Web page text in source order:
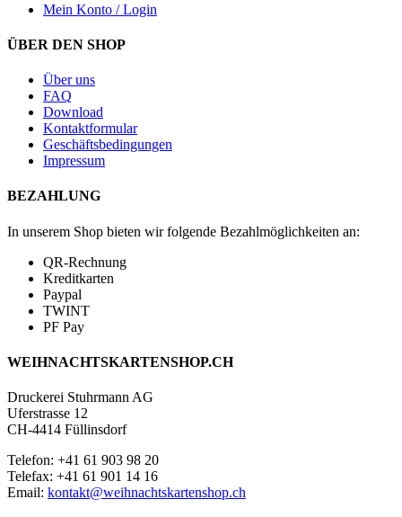
Mein Konto / Login
ÜBER DEN SHOP
Über uns
FAQ
Download
Kontaktformular
Geschäftsbedingungen
Impressum
BEZAHLUNG
In unserem Shop bieten wir folgende Bezahlmöglichkeiten an:
QR-Rechnung
Kreditkarten
Paypal
TWINT
PF Pay
WEIHNACHTSKARTENSHOP.CH
Druckerei Stuhrmann AG
Uferstrasse 12
CH-4414 Füllinsdorf
Telefon: +41 61 903 98 20
Telefax: +41 61 901 14 16
Email: kontakt@weihnachtskartenshop.ch